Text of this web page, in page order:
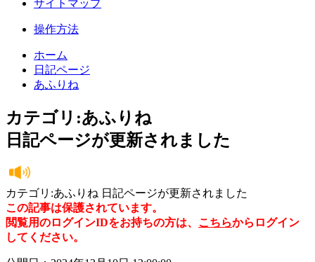
サイトマップ
操作方法
ホーム
日記ページ
あふりね
カテゴリ:あふりね
日記ページが更新されました
カテゴリ:あふりね 日記ページが更新されました
この記事は保護されています。
閲覧用のログインIDをお持ちの方は、 こちらからログイン
してください。